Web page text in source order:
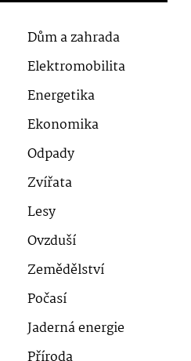
Dům a zahrada
Elektromobilita
Energetika
Ekonomika
Odpady
Zvířata
Lesy
Ovzduší
Zemědělství
Počasí
Jaderná energie